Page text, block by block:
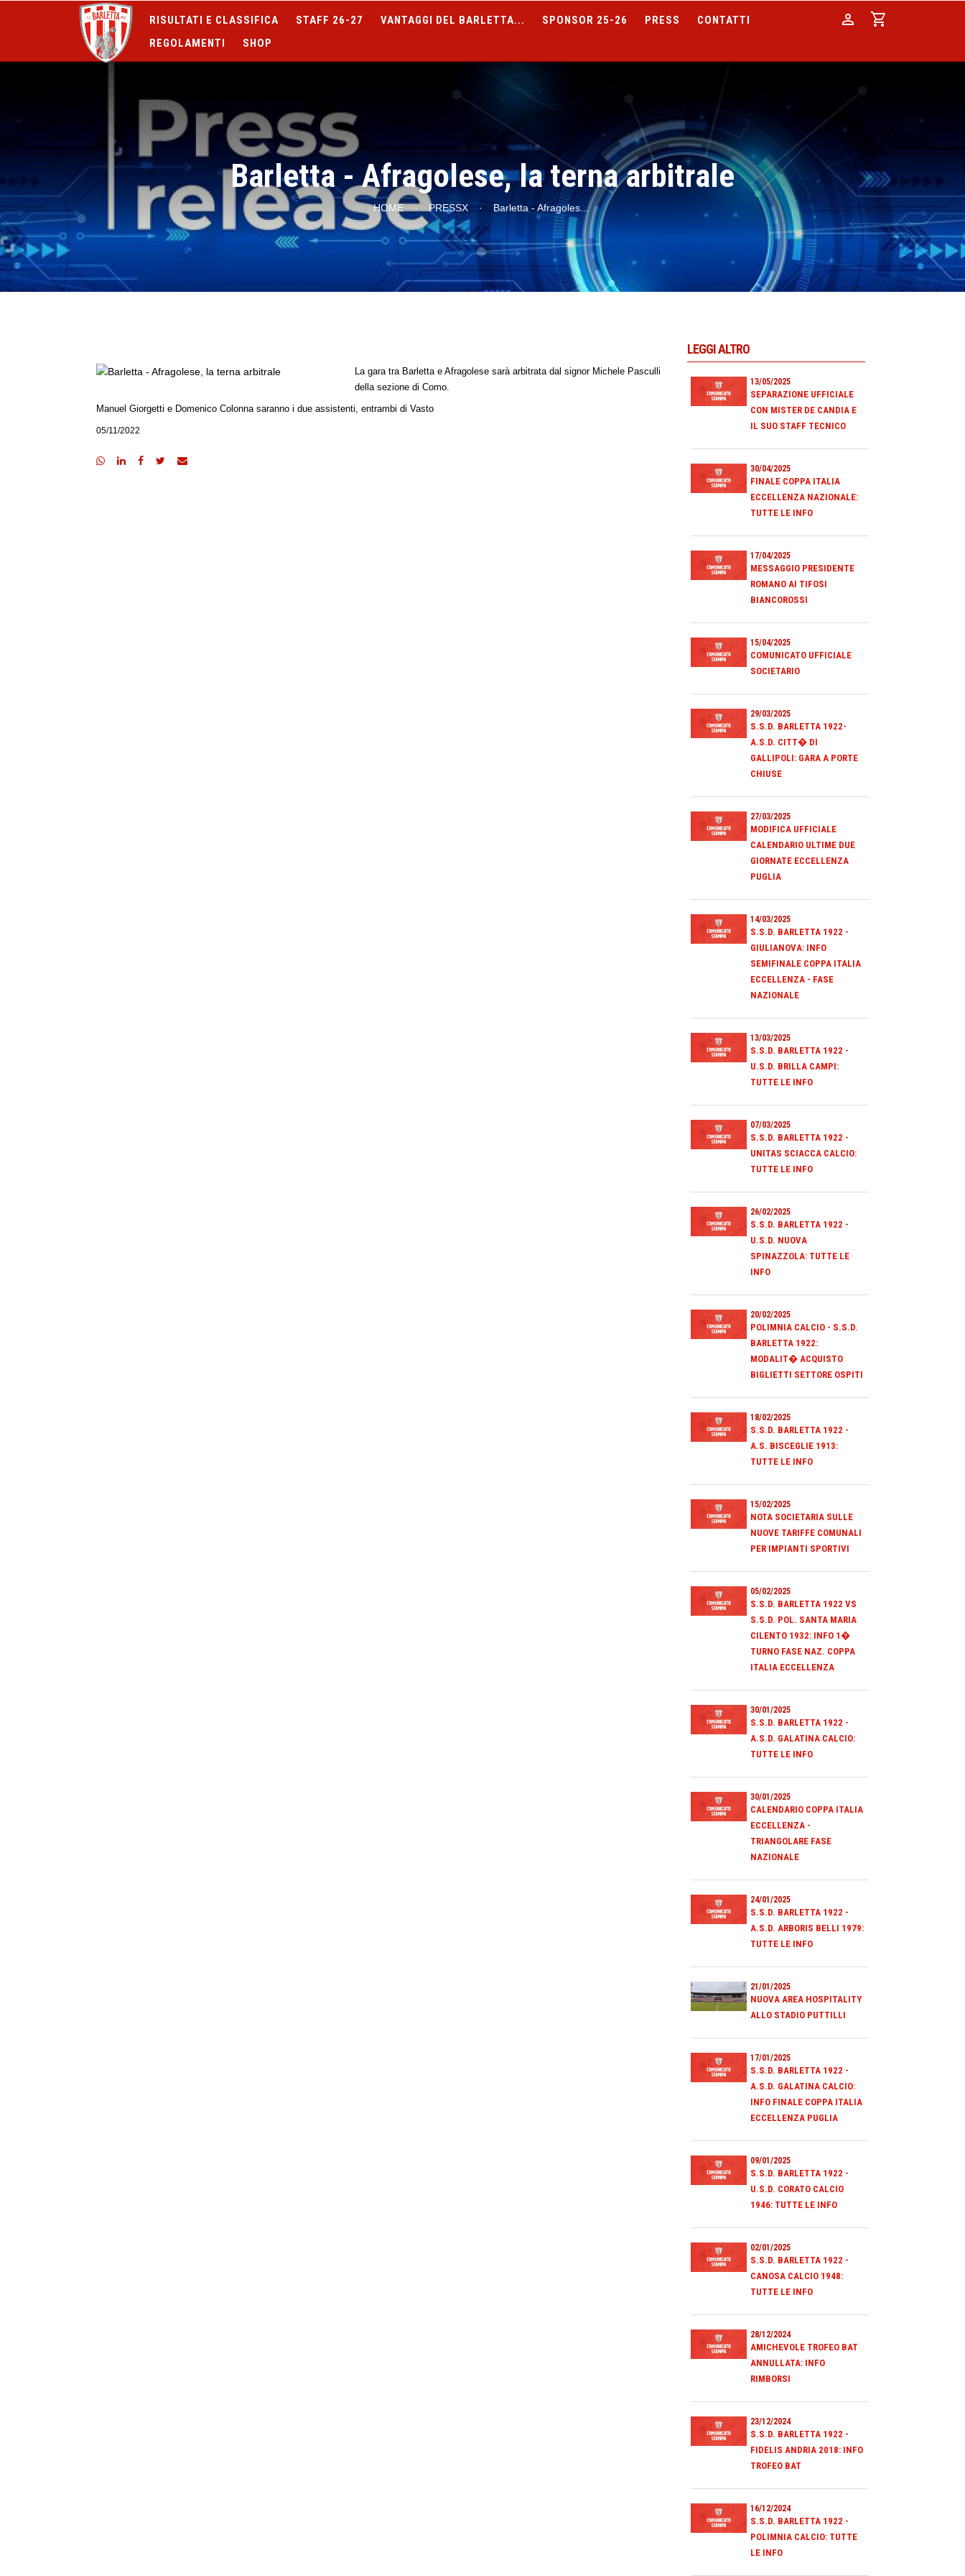
person shopping_cart
RISULTATI E CLASSIFICA STAFF 26-27 VANTAGGI DEL BARLETTA... SPONSOR 25-26 PRESS
CONTATTI
REGOLAMENTI
SHOP
Barletta - Afragolese, la terna arbitrale
HOME · PRESSX · Barletta - Afragoles...
La gara tra Barletta e Afragolese sarà arbitrata dal signor Michele Pasculli
della sezione di Como.
Manuel Giorgetti e Domenico Colonna saranno i due assistenti, entrambi di Vasto
05/11/2022
LEGGI ALTRO
13/05/2025
SEPARAZIONE UFFICIALE
CON MISTER DE CANDIA E
IL SUO STAFF TECNICO
30/04/2025
FINALE COPPA ITALIA
ECCELLENZA NAZIONALE:
TUTTE LE INFO
17/04/2025
MESSAGGIO PRESIDENTE
ROMANO AI TIFOSI
BIANCOROSSI
15/04/2025
COMUNICATO UFFICIALE
SOCIETARIO
29/03/2025
S.S.D. BARLETTA 1922-
A.S.D. CITT� DI
GALLIPOLI: GARA A PORTE
CHIUSE
27/03/2025
MODIFICA UFFICIALE
CALENDARIO ULTIME DUE
GIORNATE ECCELLENZA
PUGLIA
14/03/2025
S.S.D. BARLETTA 1922 -
GIULIANOVA: INFO
SEMIFINALE COPPA ITALIA
ECCELLENZA - FASE
NAZIONALE
13/03/2025
S.S.D. BARLETTA 1922 -
U.S.D. BRILLA CAMPI:
TUTTE LE INFO
07/03/2025
S.S.D. BARLETTA 1922 -
UNITAS SCIACCA CALCIO:
TUTTE LE INFO
26/02/2025
S.S.D. BARLETTA 1922 -
U.S.D. NUOVA
SPINAZZOLA: TUTTE LE
INFO
20/02/2025
POLIMNIA CALCIO - S.S.D.
BARLETTA 1922:
MODALIT� ACQUISTO
BIGLIETTI SETTORE OSPITI
18/02/2025
S.S.D. BARLETTA 1922 -
A.S. BISCEGLIE 1913:
TUTTE LE INFO
15/02/2025
NOTA SOCIETARIA SULLE
NUOVE TARIFFE COMUNALI
PER IMPIANTI SPORTIVI
05/02/2025
S.S.D. BARLETTA 1922 VS
S.S.D. POL. SANTA MARIA
CILENTO 1932: INFO 1�
TURNO FASE NAZ. COPPA
ITALIA ECCELLENZA
30/01/2025
S.S.D. BARLETTA 1922 -
A.S.D. GALATINA CALCIO:
TUTTE LE INFO
30/01/2025
CALENDARIO COPPA ITALIA
ECCELLENZA -
TRIANGOLARE FASE
NAZIONALE
24/01/2025
S.S.D. BARLETTA 1922 -
A.S.D. ARBORIS BELLI 1979:
TUTTE LE INFO
21/01/2025
NUOVA AREA HOSPITALITY
ALLO STADIO PUTTILLI
17/01/2025
S.S.D. BARLETTA 1922 -
A.S.D. GALATINA CALCIO:
INFO FINALE COPPA ITALIA
ECCELLENZA PUGLIA
09/01/2025
S.S.D. BARLETTA 1922 -
U.S.D. CORATO CALCIO
1946: TUTTE LE INFO
02/01/2025
S.S.D. BARLETTA 1922 -
CANOSA CALCIO 1948:
TUTTE LE INFO
28/12/2024
AMICHEVOLE TROFEO BAT
ANNULLATA: INFO
RIMBORSI
23/12/2024
S.S.D. BARLETTA 1922 -
FIDELIS ANDRIA 2018: INFO
TROFEO BAT
16/12/2024
S.S.D. BARLETTA 1922 -
POLIMNIA CALCIO: TUTTE
LE INFO